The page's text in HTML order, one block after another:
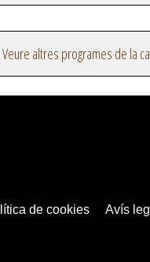
Veure altres programes de la
de cookies Avís